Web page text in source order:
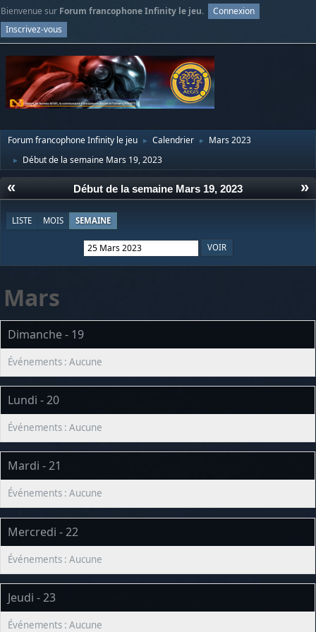
Bienvenue sur Forum francophone Infinity le jeu.
Connexion
Inscrivez-vous
Forum francophone Infinity le jeu ► Calendrier ► Mars 2023
► Début de la semaine Mars 19, 2023
« »
Début de la semaine Mars 19, 2023
LISTE MOIS SEMAINE
Mars
Dimanche - 19
Lundi - 20
Mardi - 21
Mercredi - 22
Jeudi - 23